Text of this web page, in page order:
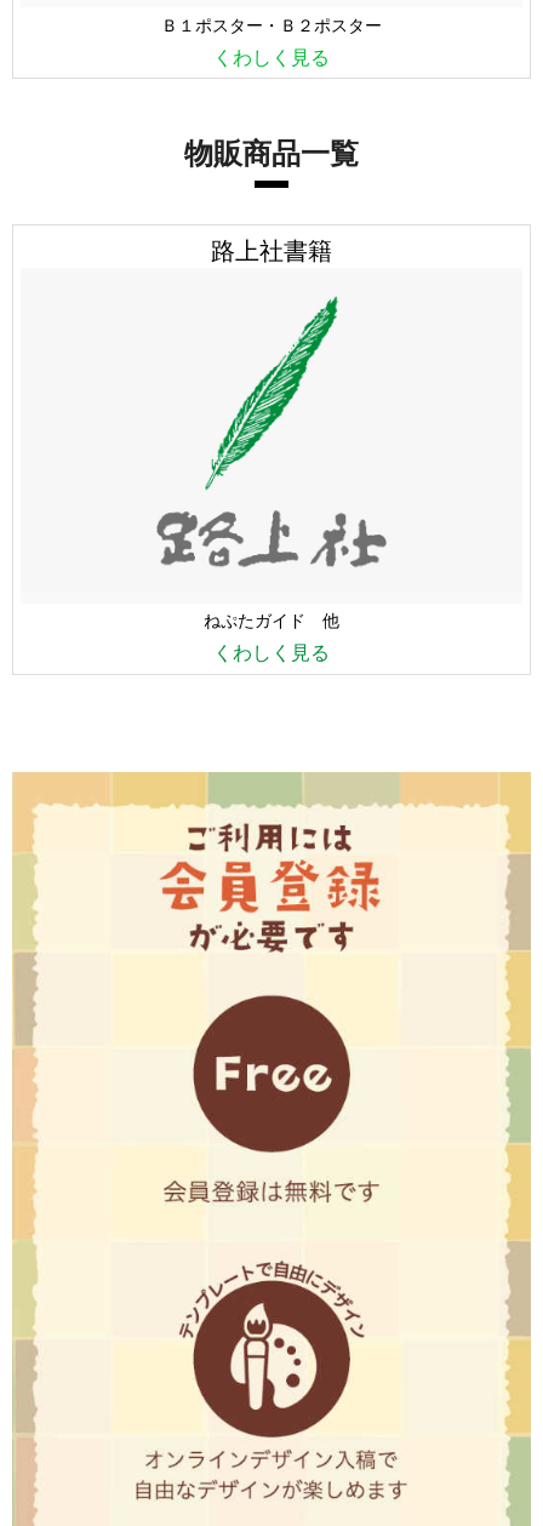
Ｂ１ポスター・Ｂ２ポスター
くわしく見る
物販商品一覧
路上社書籍
ねぷたガイド 他
くわしく見る